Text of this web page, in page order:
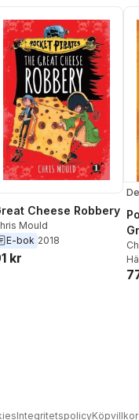
Cheese Robbery
Mould
E-bok 2018
kr
IntegritetspolicyKöpvillkor